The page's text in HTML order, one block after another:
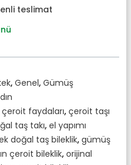
fiyat:
teslimat
, Genel, Gümüş
çeroit faydaları, çeroit taşı
taş takı, el yapımı
doğal taş bileklik, gümüş
çeroit bileklik, orijinal